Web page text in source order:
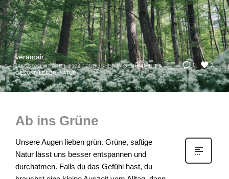
0 2
veramair
DIENSTAG, 30 APRIL 2024 / PUBLISHED IN GESUNDHEIT &
GESUND LEBEN,NATUR
Ab ins Grüne
Unsere Augen lieben grün. Grüne, saftige
Natur lässt uns besser entspannen und
durchatmen. Falls du das Gefühl hast, du